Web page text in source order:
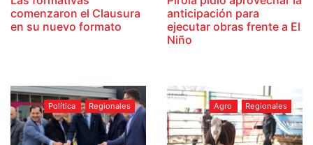
comenzaron el Clausura
en su nuevo formato
anticipación para
ejecutar obras frente a El
Niño
Política Regionales Agro Regionales